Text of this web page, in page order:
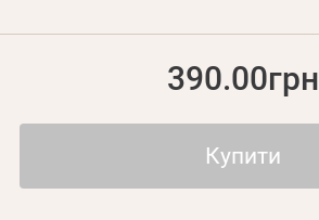
390.00грн
Купити